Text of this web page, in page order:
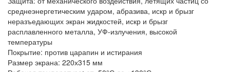
среднеэнергетическим ударом, абразива, искр и брызг
неразъедающих экран жидкостей, искр и брызг
расплавленного металла, УФ-излучения, высокой
температуры
Покрытие: против царапин и истирания
Размер экрана: 220х315 мм